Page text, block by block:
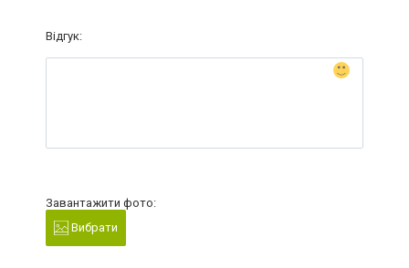
Відгук:
Завантажити фото:
Вибрати